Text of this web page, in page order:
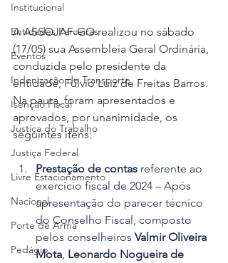
Institucional
Entidades Parceiras
Eventos
Indenização de Transporte
Isenção Fiscal
Justiça do Trabalho
Justiça Federal
Livre Estacionamento
Nacional
Porte de Arma
Pedágio
A ASSOJAF-GO realizou no sábado
(17/05) sua Assembleia Geral Ordinária,
conduzida pelo presidente da
entidade, Fúlvio Luiz de Freitas Barros.
Na pauta, foram apresentados e
aprovados, por unanimidade, os
seguintes itens:
Prestação de contas referente ao
exercício fiscal de 2024 – Após
apresentação do parecer técnico
do Conselho Fiscal, composto
pelos conselheiros Valmir Oliveira
Mota Leonardo Nogueira de